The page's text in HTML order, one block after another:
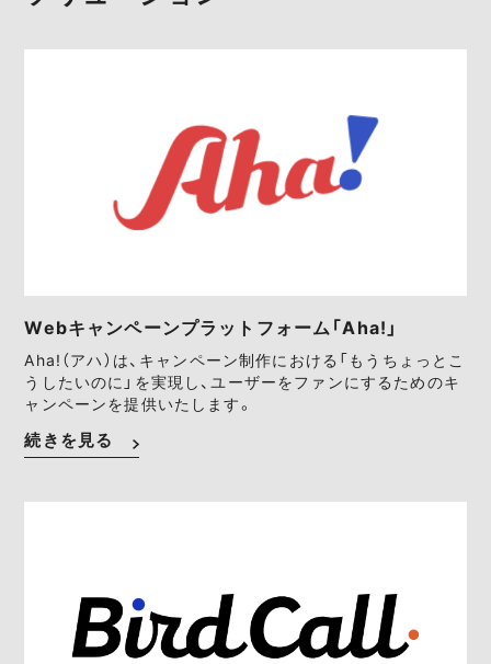
Webキャンペーンプラットフォーム「Aha!」
Aha!（アハ）は、キャンペーン制作における「もうちょっとこ
うしたいのに」を実現し、ユーザーをファンにするためのキ
ャンペーンを提供いたします。
続きを見る